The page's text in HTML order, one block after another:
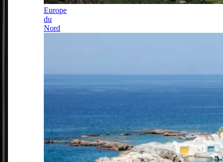
Europe
du
Nord